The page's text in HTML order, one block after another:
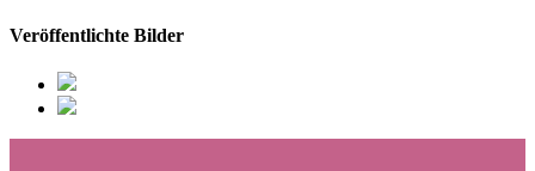
Veröffentlichte Bilder